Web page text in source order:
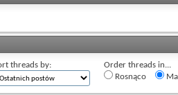
threads by:
Order threads in...
Rosnąco